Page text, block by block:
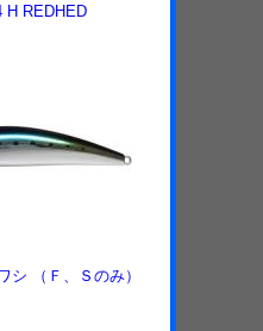
H REDHED
（Ｆ、Ｓのみ）